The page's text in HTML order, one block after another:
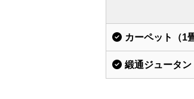
カーペット（1
緞通ジュータン